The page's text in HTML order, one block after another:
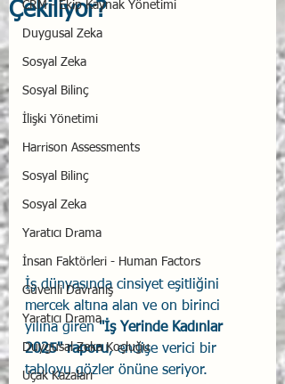
CRM - Ekip Kaynak Yönetimi
Duygusal Zeka
Sosyal Zeka
Sosyal Bilinç
İlişki Yönetimi
Harrison Assessments
Sosyal Bilinç
Sosyal Zeka
Yaratıcı Drama
İnsan Faktörleri - Human Factors
Güvenli Davranış
Yaratıcı Drama
Duygusal Zeka Koçluğu
Uçak Kazaları
Çekiliyor?
İş dünyasında cinsiyet eşitliğini
mercek altına alan ve on birinci
yılına giren "İş Yerinde Kadınlar
2025" raporu, endişe verici bir
tabloyu gözler önüne seriyor.